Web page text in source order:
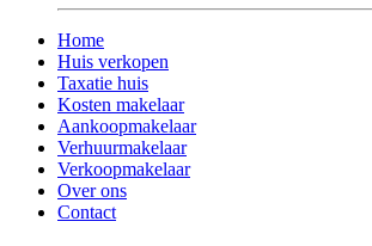
Home
Huis verkopen
Taxatie huis
Kosten makelaar
Aankoopmakelaar
Verhuurmakelaar
Verkoopmakelaar
Over ons
Contact